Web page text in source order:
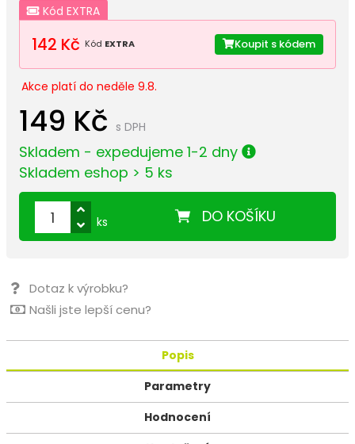
Kód EXTRA
142 Kč Kód EXTRA Koupit s kódem
Akce platí do neděle 9.8.
149 Kč s DPH
Skladem - expedujeme 1-2 dny
Skladem eshop > 5 ks
DO KOŠÍKU
ks
Dotaz k výrobku?
Našli jste lepší cenu?
Popis
Parametry
Hodnocení